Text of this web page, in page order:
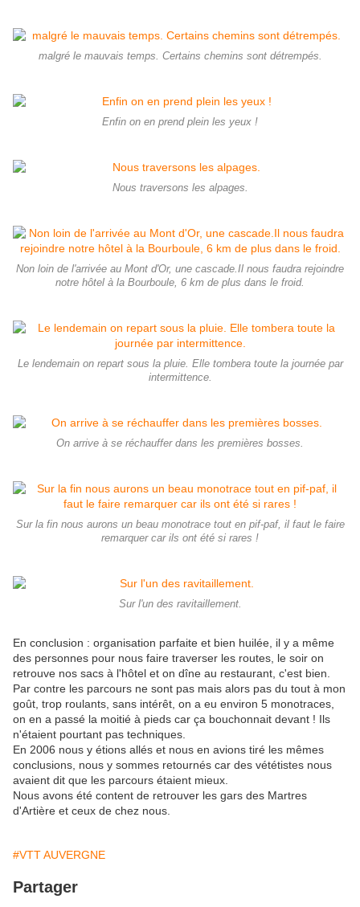
malgré le mauvais temps. Certains chemins sont détrempés.
Enfin on en prend plein les yeux !
Nous traversons les alpages.
Non loin de l'arrivée au Mont d'Or, une cascade.Il nous faudra rejoindre
notre hôtel à la Bourboule, 6 km de plus dans le froid.
Le lendemain on repart sous la pluie. Elle tombera toute la journée par
intermittence.
On arrive à se réchauffer dans les premières bosses.
Sur la fin nous aurons un beau monotrace tout en pif-paf, il faut le faire
remarquer car ils ont été si rares !
Sur l'un des ravitaillement.
En conclusion : organisation parfaite et bien huilée, il y a même
des personnes pour nous faire traverser les routes, le soir on
retrouve nos sacs à l'hôtel et on dîne au restaurant, c'est bien.
Par contre les parcours ne sont pas mais alors pas du tout à mon
goût, trop roulants, sans intérêt, on a eu environ 5 monotraces,
on en a passé la moitié à pieds car ça bouchonnait devant ! Ils
n'étaient pourtant pas techniques.
En 2006 nous y étions allés et nous en avions tiré les mêmes
conclusions, nous y sommes retournés car des vététistes nous
avaient dit que les parcours étaient mieux.
Nous avons été content de retrouver les gars des Martres
d'Artière et ceux de chez nous.
#VTT AUVERGNE
Partager